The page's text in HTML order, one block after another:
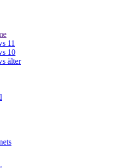
11
10
älter